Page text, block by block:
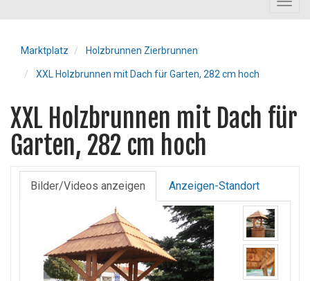
Marktplatz Holzbrunnen Zierbrunnen
XXL Holzbrunnen mit Dach für Garten, 282 cm hoch
XXL Holzbrunnen mit Dach für
Garten, 282 cm hoch
Bilder/Videos anzeigen Anzeigen-Standort